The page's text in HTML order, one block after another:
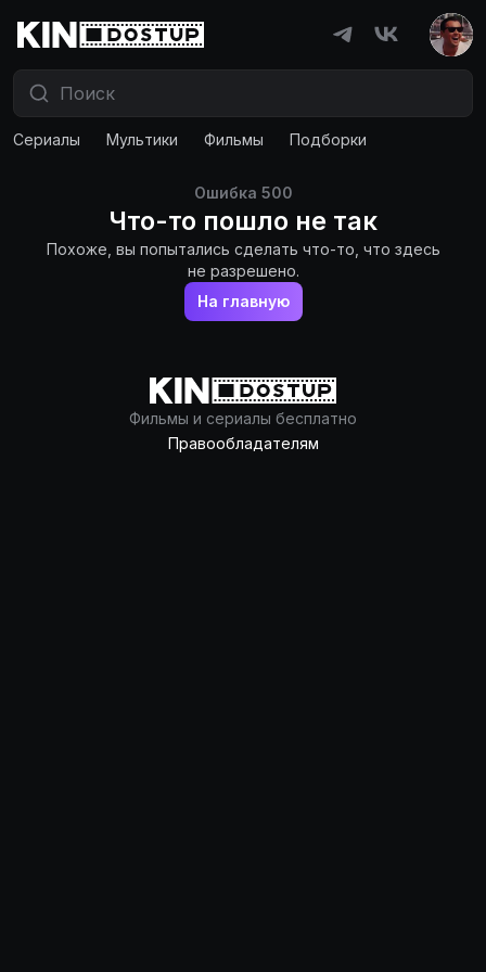
Сериалы Мультики Фильмы Подборки
Ошибка 500
Что-то пошло не так
Похоже, вы попытались сделать что-то, что здесь
не разрешено.
На главную
Фильмы и сериалы бесплатно
Правообладателям